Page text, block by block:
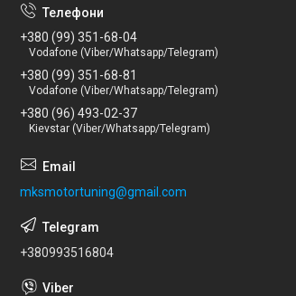
+380 (99) 351-68-04
Vodafone (Viber/Whatsapp/Telegram)
+380 (99) 351-68-81
Vodafone (Viber/Whatsapp/Telegram)
+380 (96) 493-02-37
Kievstar (Viber/Whatsapp/Telegram)
mksmotortuning@gmail.com
+380993516804